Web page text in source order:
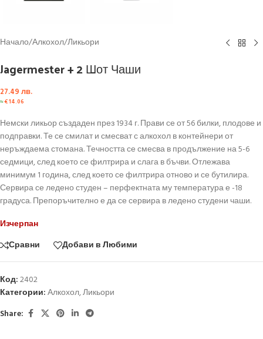
Начало/Алкохол/Ликьори
Jagermester + 2 Шот Чаши
27.49 лв.
≈€14.06
Немски ликьор създаден през 1934 г. Прави се от 56 билки, плодове и
подправки. Те се смилат и смесват с алкохол в контейнери от
неръждаема стомана. Течността се смесва в продължение на 5-6
седмици, след което се филтрира и слага в бъчви. Отлежава
минимум 1 година, след което се филтрира отново и се бутилира.
Сервира се ледено студен – перфектната му температура е -18
градуса. Препоръчително е да се сервира в ледено студени чаши.
Изчерпан
Сравни
Добави в Любими
Код:2402
Категории:Алкохол,Ликьори
Share: